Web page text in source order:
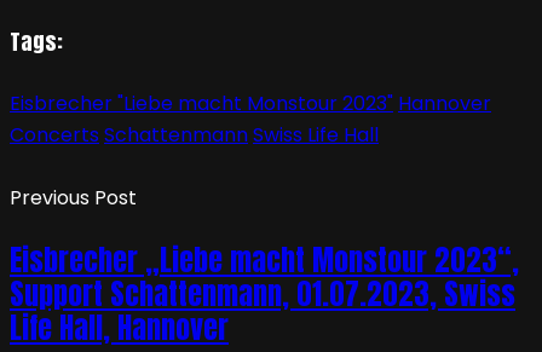
Tags:
Eisbrecher "Liebe macht Monstour 2023" Hannover
Concerts SchattenmannSwiss Life Hall
Previous Post
Eisbrecher „Liebe macht Monstour 2023“,
Support Schattenmann, 01.07.2023, Swiss
Life Hall, Hannover